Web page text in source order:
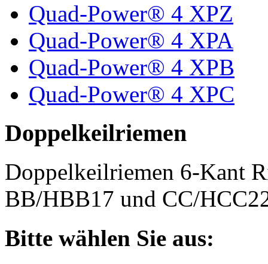
Quad-Power® 4 XPZ
Quad-Power® 4 XPA
Quad-Power® 4 XPB
Quad-Power® 4 XPC
Doppelkeilriemen
Doppelkeilriemen 6-Kant
BB/HBB17 und CC/
Bitte wählen Sie aus: